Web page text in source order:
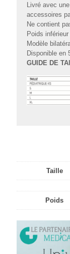
Livré avec
accessoires
Ne contient
Poids
Modèle
Disponible en
GUIDE DE
Taille
Poids